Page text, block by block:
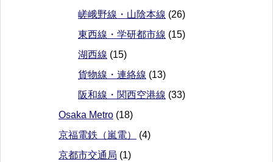
嵯峨野線・山陰本線 (26)
東西線・学研都市線 (15)
湖西線 (15)
貨物線・連絡線 (13)
阪和線・関西空港線 (33)
Osaka Metro (18)
京福電鉄（嵐電）
(4)
京都市交通局 (1)